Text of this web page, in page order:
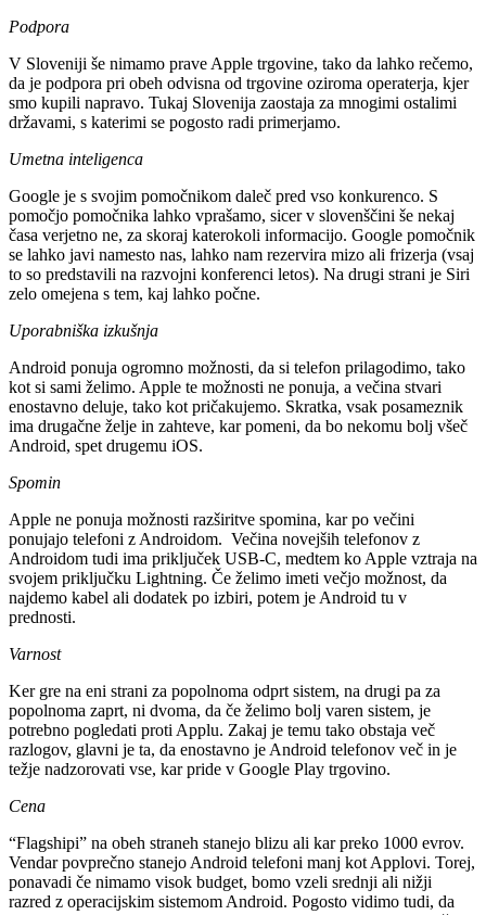
Podpora
V Sloveniji še nimamo prave Apple trgovine, tako da lahko rečemo,
da je podpora pri obeh odvisna od trgovine oziroma operaterja, kjer
smo kupili napravo. Tukaj Slovenija zaostaja za mnogimi ostalimi
državami, s katerimi se pogosto radi primerjamo.
Umetna inteligenca
Google je s svojim pomočnikom daleč pred vso konkurenco. S
pomočjo pomočnika lahko vprašamo, sicer v slovenščini še nekaj
časa verjetno ne, za skoraj katerokoli informacijo. Google pomočnik
se lahko javi namesto nas, lahko nam rezervira mizo ali frizerja (vsaj
to so predstavili na razvojni konferenci letos). Na drugi strani je Siri
zelo omejena s tem, kaj lahko počne.
Uporabniška izkušnja
Android ponuja ogromno možnosti, da si telefon prilagodimo, tako
kot si sami želimo. Apple te možnosti ne ponuja, a večina stvari
enostavno deluje, tako kot pričakujemo. Skratka, vsak posameznik
ima drugačne želje in zahteve, kar pomeni, da bo nekomu bolj všeč
Android, spet drugemu iOS.
Spomin
Apple ne ponuja možnosti razširitve spomina, kar po večini
ponujajo telefoni z Androidom. Večina novejših telefonov z
Androidom tudi ima priključek USB-C, medtem ko Apple vztraja na
svojem priključku Lightning. Če želimo imeti večjo možnost, da
najdemo kabel ali dodatek po izbiri, potem je Android tu v
prednosti.
Varnost
Ker gre na eni strani za popolnoma odprt sistem, na drugi pa za
popolnoma zaprt, ni dvoma, da če želimo bolj varen sistem, je
potrebno pogledati proti Applu. Zakaj je temu tako obstaja več
razlogov, glavni je ta, da enostavno je Android telefonov več in je
težje nadzorovati vse, kar pride v Google Play trgovino.
Cena
“Flagshipi” na obeh straneh stanejo blizu ali kar preko 1000 evrov.
Vendar povprečno stanejo Android telefoni manj kot Applovi. Torej,
ponavadi če nimamo visok budget, bomo vzeli srednji ali nižji
razred z operacijskim sistemom Android. Pogosto vidimo tudi, da